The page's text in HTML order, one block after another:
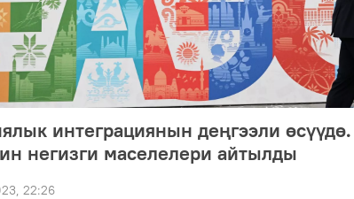
интеграциянын деңгээли өсүүдө.
негизги маселелери айтылды
22:26